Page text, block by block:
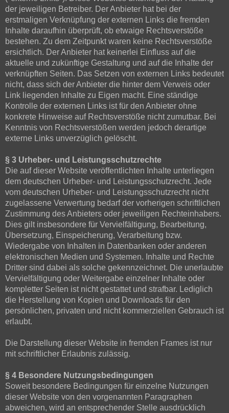
der jeweiligen Betreiber. Der Anbieter hat bei der
erstmaligen Verknüpfung der externen Links die fremden
Inhalte daraufhin überprüft, ob etwaige Rechtsverstöße
bestehen. Zu dem Zeitpunkt waren keine Rechtsverstöße
ersichtlich. Der Anbieter hat keinerlei Einfluss auf die
aktuelle und zukünftige Gestaltung und auf die Inhalte der
verknüpften Seiten. Das Setzen von externen Links bedeutet
nicht, dass sich der Anbieter die hinter dem Verweis oder
Link liegenden Inhalte zu Eigen macht. Eine ständige
Kontrolle der externen Links ist für den Anbieter ohne
konkrete Hinweise auf Rechtsverstöße nicht zumutbar. Bei
Kenntnis von Rechtsverstößen werden jedoch derartige
externe Links unverzüglich gelöscht.
§ 3 Urheber- und Leistungsschutzrechte
Die auf dieser Website veröffentlichten Inhalte unterliegen
dem deutschen Urheber- und Leistungsschutzrecht. Jede
vom deutschen Urheber- und Leistungsschutzrecht nicht
zugelassene Verwertung bedarf der vorherigen schriftlichen
Zustimmung des Anbieters oder jeweiligen Rechteinhabers.
Dies gilt insbesondere für Vervielfältigung, Bearbeitung,
Übersetzung, Einspeicherung, Verarbeitung bzw.
Wiedergabe von Inhalten in Datenbanken oder anderen
elektronischen Medien und Systemen. Inhalte und Rechte
Dritter sind dabei als solche gekennzeichnet. Die unerlaubte
Vervielfältigung oder Weitergabe einzelner Inhalte oder
kompletter Seiten ist nicht gestattet und strafbar. Lediglich
die Herstellung von Kopien und Downloads für den
persönlichen, privaten und nicht kommerziellen Gebrauch ist
erlaubt.
Die Darstellung dieser Website in fremden Frames ist nur
mit schriftlicher Erlaubnis zulässig.
§ 4 Besondere Nutzungsbedingungen
Soweit besondere Bedingungen für einzelne Nutzungen
dieser Website von den vorgenannten Paragraphen
abweichen, wird an entsprechender Stelle ausdrücklich